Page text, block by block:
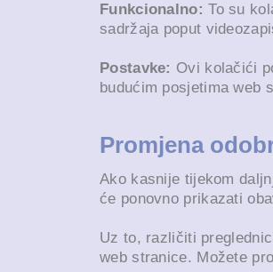
Funkcionalno: To su
sadržaja poput
Postavke: Ovi kolačići
budućim posjetima web
Promjena
Ako kasnije tijekom
će ponovno prikazati
Uz to, različiti
web stranice. Možete